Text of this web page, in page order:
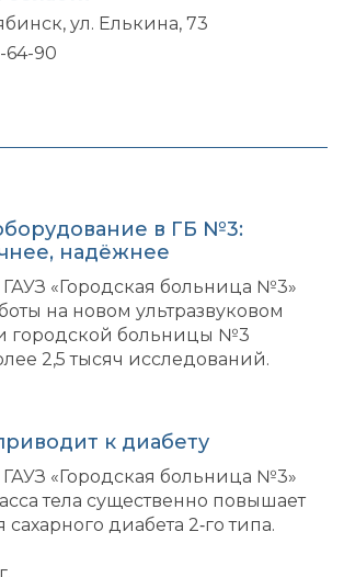
ул. Елькина, 73
64-90
в ГБ №3:
надёжнее
«Городская больница №3»
на новом ультразвуковом
городской больницы №3
2,5 тысяч исследований.
к диабету
«Городская больница №3»
тела существенно повышает
диабета 2‑го типа.